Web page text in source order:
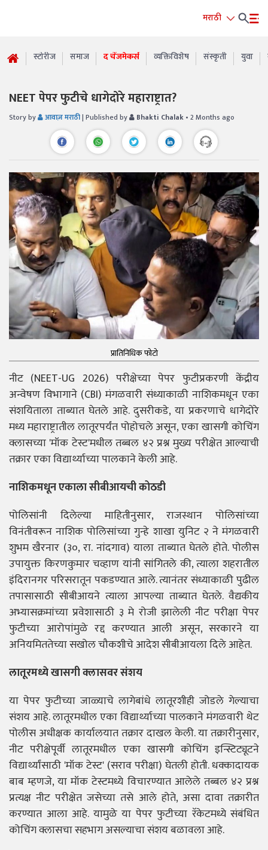
मराठी
स्टोरीज समाज द चेंजमेकर्स व्यक्तिविशेष संस्कृती युवा
NEET पेपर फुटीचे धागेदोरे महाराष्ट्रात?
Story by आवाज़ मराठी| Published by Bhakti Chalak • 2 Months ago
प्रातिनिधिक फोटो
नीट (NEET-UG 2026) परीक्षेच्या पेपर फुटीप्रकरणी केंद्रीय
अन्वेषण विभागाने (CBI) मंगळवारी संध्याकाळी नाशिकमधून एका
संशयिताला ताब्यात घेतले आहे. दुसरीकडे, या प्रकरणाचे धागेदोरे
मध्य महाराष्ट्रातील लातूरपर्यंत पोहोचले असून, एका खासगी कोचिंग
क्लासच्या 'मॉक टेस्ट'मधील तब्बल ४२ प्रश्न मुख्य परीक्षेत आल्याची
तक्रार एका विद्यार्थ्याच्या पालकाने केली आहे.
नाशिकमधून एकाला सीबीआयची कोठडी
पोलिसांनी दिलेल्या माहितीनुसार, राजस्थान पोलिसांच्या
विनंतीवरून नाशिक पोलिसांच्या गुन्हे शाखा युनिट २ ने मंगळवारी
शुभम खैरनार (३०, रा. नांदगाव) याला ताब्यात घेतले होते. पोलीस
उपायुक्त किरणकुमार चव्हाण यांनी सांगितले की, त्याला शहरातील
इंदिरानगर परिसरातून पकडण्यात आले. त्यानंतर संध्याकाळी पुढील
तपासासाठी सीबीआयने त्याला आपल्या ताब्यात घेतले. वैद्यकीय
अभ्यासक्रमांच्या प्रवेशासाठी ३ मे रोजी झालेली नीट परीक्षा पेपर
फुटीच्या आरोपांमुळे रद्द करण्यात आली असून, सरकारने या
अनियमिततेच्या सखोल चौकशीचे आदेश सीबीआयला दिले आहेत.
लातूरमध्ये खासगी क्लासवर संशय
या पेपर फुटीच्या जाळ्याचे लागेबांधे लातूरशीही जोडले गेल्याचा
संशय आहे. लातूरमधील एका विद्यार्थ्याच्या पालकाने मंगळवारी थेट
पोलीस अधीक्षक कार्यालयात तक्रार दाखल केली. या तक्रारीनुसार,
नीट परीक्षेपूर्वी लातूरमधील एका खासगी कोचिंग इन्स्टिट्यूटने
विद्यार्थ्यांसाठी 'मॉक टेस्ट' (सराव परीक्षा) घेतली होती. धक्कादायक
बाब म्हणजे, या मॉक टेस्टमध्ये विचारण्यात आलेले तब्बल ४२ प्रश्न
प्रत्यक्ष नीट परीक्षेत जसेच्या तसे आले होते, असा दावा तक्रारीत
करण्यात आला आहे. यामुळे या पेपर फुटीच्या रॅकेटमध्ये संबंधित
कोचिंग क्लासचा सहभाग असल्याचा संशय बळावला आहे.